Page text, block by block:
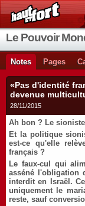
Le Pouvoir
Notes Pages
«Pas d'identité
devenue
28/11/2015
Ah bon ? Le
Et la politique
est-ce qu'elle
français ?
Le faux-cul qui
asséné l'obligation
interdit en Israël.
uniquement le
reste, sauf